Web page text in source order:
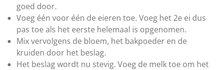
goed door.
Voeg één voor één de eieren toe. Voeg het 2e ei dus
pas toe als het eerste helemaal is opgenomen.
Mix vervolgens de bloem, het bakpoeder en de
kruiden door het beslag.
Het beslag wordt nu stevig. Voeg de melk toe om het